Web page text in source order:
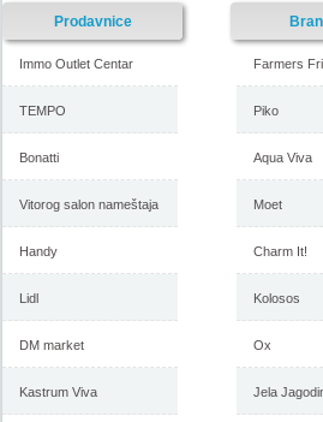
Prodavnice
Immo Outlet Centar
TEMPO
Bonatti
Vitorog salon nameštaja
Handy
Lidl
DM market
Kastrum Viva
Farmers
Piko
Aqua Viva
Moet
Charm It!
Kolosos
Ox
Jela